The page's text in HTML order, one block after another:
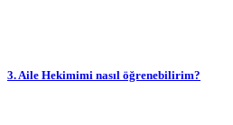
3. Aile Hekimimi nasıl öğrenebilirim?